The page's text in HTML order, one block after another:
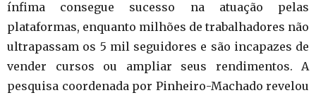
ínfima consegue sucesso na atuação pelas
plataformas, enquanto milhões de trabalhadores não
ultrapassam os 5 mil seguidores e são incapazes de
vender cursos ou ampliar seus rendimentos. A
pesquisa coordenada por Pinheiro-Machado revelou